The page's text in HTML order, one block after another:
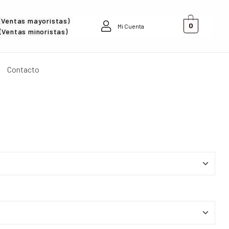
mayoristas)
minoristas)
Mi Cuenta 0
Contacto